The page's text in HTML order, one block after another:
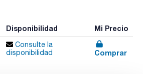
Disponibilidad Mi Precio
Consulte la
disponibilidad
Comprar